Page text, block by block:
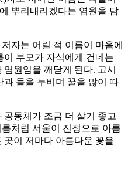
뿌리내리겠다는 염원을 담
자는 어릴 적 이름이 마음에
이 부모가 자식에게 건네는
원임을 깨닫게 된다. 고시
과 들을 누비며 꿀을 많이 따
동체가 조금 더 살기 좋고
처럼 서울이 진정으로 아름
곳이 저마다 아름다운 꽃을